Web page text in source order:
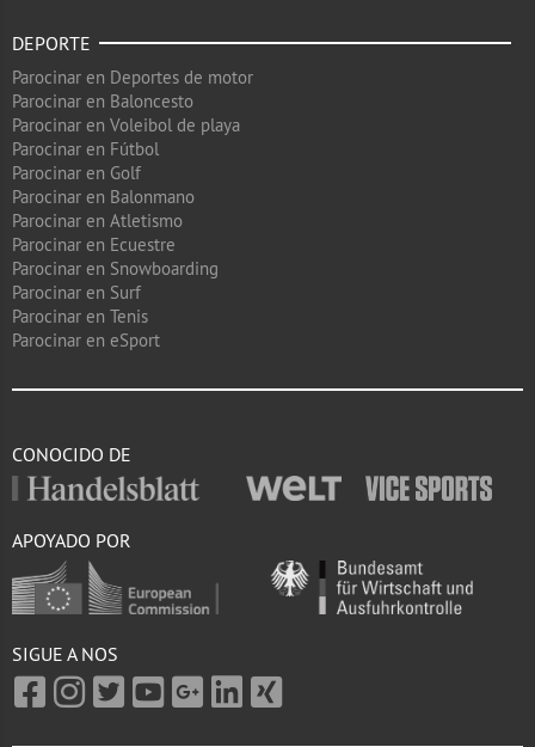
DEPORTE
Parocinar en Deportes de motor
Parocinar en Baloncesto
Parocinar en Voleibol de playa
Parocinar en Fútbol
Parocinar en Golf
Parocinar en Balonmano
Parocinar en Atletismo
Parocinar en Ecuestre
Parocinar en Snowboarding
Parocinar en Surf
Parocinar en Tenis
Parocinar en eSport
CONOCIDO DE
APOYADO POR
SIGUE A NOS